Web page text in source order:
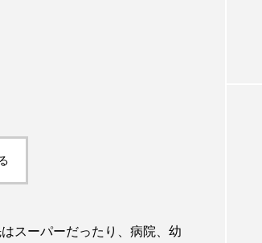
スーパーだったり、病院、幼